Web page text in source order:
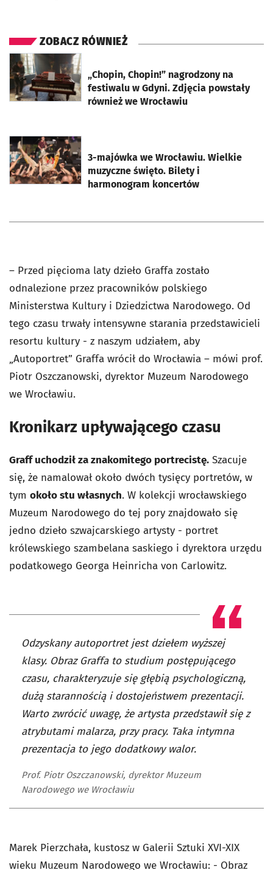
ZOBACZ RÓWNIEŻ
„Chopin, Chopin!” nagrodzony na
festiwalu w Gdyni. Zdjęcia powstały
również we Wrocławiu
otworzy się w nowej karcie
3-majówka we Wrocławiu. Wielkie
muzyczne święto. Bilety i
harmonogram koncertów
otworzy się w nowej karcie
– Przed pięcioma laty dzieło Graffa zostało
odnalezione przez pracowników polskiego
Ministerstwa Kultury i Dziedzictwa Narodowego. Od
tego czasu trwały intensywne starania przedstawicieli
resortu kultury - z naszym udziałem, aby
„Autoportret” Graffa wrócił do Wrocławia – mówi prof.
Piotr Oszczanowski, dyrektor Muzeum Narodowego
we Wrocławiu.
Kronikarz upływającego czasu
Graff uchodził za znakomitego portrecistę. Szacuje
się, że namalował około dwóch tysięcy portretów, w
tym około stu własnych. W kolekcji wrocławskiego
Muzeum Narodowego do tej pory znajdowało się
jedno dzieło szwajcarskiego artysty - portret
królewskiego szambelana saskiego i dyrektora urzędu
podatkowego Georga Heinricha von Carlowitz.
Odzyskany autoportret jest dziełem wyższej
klasy. Obraz Graffa to studium postępującego
czasu, charakteryzuje się głębią psychologiczną,
dużą starannością i dostojeństwem prezentacji.
Warto zwrócić uwagę, że artysta przedstawił się z
atrybutami malarza, przy pracy. Taka intymna
prezentacja to jego dodatkowy walor.
Prof. Piotr Oszczanowski, dyrektor Muzeum
Narodowego we Wrocławiu
Marek Pierzchała, kustosz w Galerii Sztuki XVI-XIX
wieku Muzeum Narodowego we Wrocławiu: - Obraz